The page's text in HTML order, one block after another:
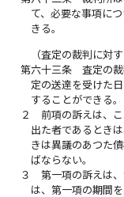
て、必要な事項に
きる。
（査定の裁判に対
第六十三条
査定の
定の送達を受けた
することができる。
２
前項の訴えは、
出た者であるとき
きは異議のあつた
ばならない。
３
第一項の訴えは
は、第一項の期間